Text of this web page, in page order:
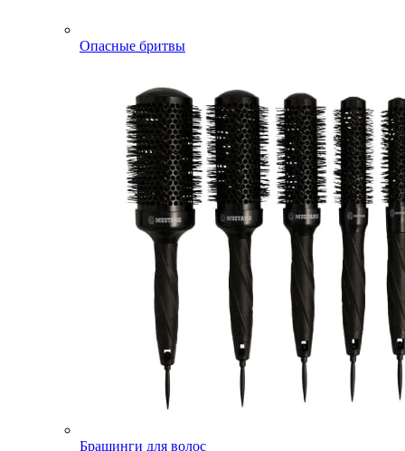
Опасные бритвы
Брашинги для волос